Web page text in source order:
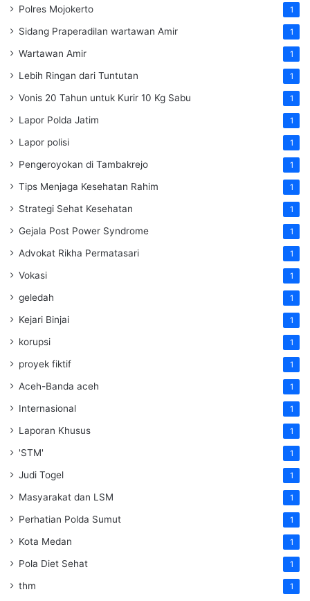
Polres Mojokerto 1
Sidang Praperadilan wartawan Amir 1
Wartawan Amir 1
Lebih Ringan dari Tuntutan 1
Vonis 20 Tahun untuk Kurir 10 Kg Sabu 1
Lapor Polda Jatim 1
Lapor polisi 1
Pengeroyokan di Tambakrejo 1
Tips Menjaga Kesehatan Rahim 1
Strategi Sehat Kesehatan 1
Gejala Post Power Syndrome 1
Advokat Rikha Permatasari 1
Vokasi 1
geledah 1
Kejari Binjai 1
korupsi 1
proyek fiktif 1
Aceh-Banda aceh 1
Internasional 1
Laporan Khusus 1
'STM' 1
Judi Togel 1
Masyarakat dan LSM 1
Perhatian Polda Sumut 1
Kota Medan 1
Pola Diet Sehat 1
thm 1